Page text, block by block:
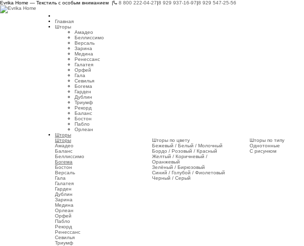
Evrika Home — Текстиль с особым вниманием | 8 800 222-04-27|8 929 937-16-97|8 929 547-25-56
Главная
Шторы
Амадео
Беллиссимо
Версаль
Зарина
Медина
Ренессанс
Галатея
Орфей
Гала
Севилья
Богема
Гарден
Дублин
Триумф
Рекорд
Баланс
Бостон
Пабло
Орлеан
Шторы
Шторы
Амадео
Баланс
Беллиссимо
Богема
Бостон
Версаль
Гала
Галатея
Гарден
Дублин
Зарина
Медина
Орлеан
Орфей
Пабло
Рекорд
Ренессанс
Севилья
Триумф
Шторы по цвету
Бежевый / Белый / Молочный
Бордо / Розовый / Красный
Желтый / Коричневый /
Оранжевый
Зелёный / Бирюзовый
Синий / Голубой / Фиолетовый
Черный / Серый
Шторы по типу
Однотонные
С рисунком